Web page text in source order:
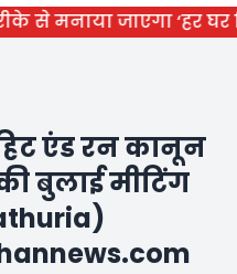
जाएगा ‘हर घर
एंड रन कानून
की बुलाई मीटिंग